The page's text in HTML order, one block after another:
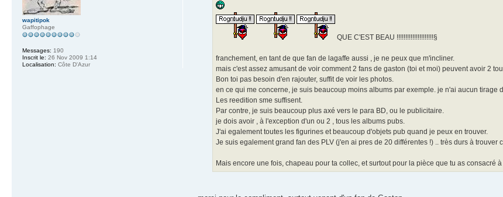
QUE C'EST BEAU !!!!!!!!!!!!!!!!!!!!!§
franchement, en tant de que fan de lagaffe aussi , je ne peux que m'incliner.
mais c'est assez amusant de voir comment 2 fans de gaston (toi et moi) peuvent avoir 2
Bon toi pas besoin d'en rajouter, suffit de voir les photos.
en ce qui me concerne, je suis beaucoup moins albums par exemple. je n'ai aucun tirage
Les reedition sme suffisent.
Par contre, je suis beaucoup plus axé vers le para BD, ou le publicitaire.
je dois avoir , à l'exception d'un ou 2 , tous les albums pubs.
J'ai egalement toutes les figurines et beaucoup d'objets pub quand je peux en trouver.
Je suis egalement grand fan des PLV (j'en ai pres de 20 différentes !) .. très durs à trouver
Mais encore une fois, chapeau pour ta collec, et surtout pour la pièce que tu as consacré
wapitipok
Gaffophage
Messages: 190
Inscrit le: 26 Nov 2009 1:14
Localisation: Côte D'Azur